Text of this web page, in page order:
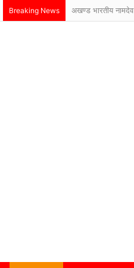
Breaking News अखण्ड भारतीय नामदेव